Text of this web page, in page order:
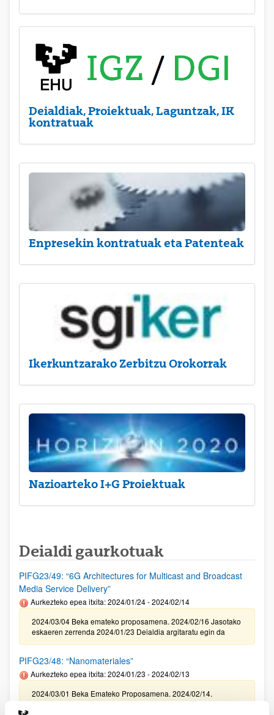
Deialdiak, Proiektuak, Laguntzak, IK
kontratuak
Enpresekin kontratuak eta Patenteak
Ikerkuntzarako Zerbitzu Orokorrak
Nazioarteko I+G Proiektuak
Deialdi gaurkotuak
PIFG23/49: “6G Architectures for Multicast and Broadcast
Media Service Delivery”
Aurkezteko epea itxita: 2024/01/24 - 2024/02/14
2024/03/04 Beka emateko proposamena. 2024/02/16 Jasotako
eskaeren zerrenda 2024/01/23 Deialdia argitaratu egin da
PIFG23/48: “Nanomateriales”
Aurkezteko epea itxita: 2024/01/23 - 2024/02/13
2024/03/01 Beka Emateko Proposamena. 2024/02/14.
Balorazio fasera pasako diren jasotako eskaeren zerrenda .